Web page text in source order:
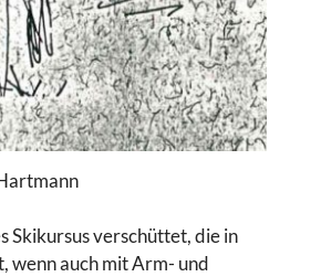
Skikursus verschüttet, die in
wenn auch mit Arm- und